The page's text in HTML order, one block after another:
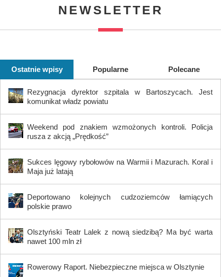
NEWSLETTER
Ostatnie wpisy Popularne Polecane
Rezygnacja dyrektor szpitala w Bartoszycach. Jest
komunikat władz powiatu
Weekend pod znakiem wzmożonych kontroli. Policja
rusza z akcją „Prędkość”
Sukces lęgowy rybołowów na Warmii i Mazurach. Koral i
Maja już latają
Deportowano kolejnych cudzoziemców łamiących
polskie prawo
Olsztyński Teatr Lalek z nową siedzibą? Ma być warta
nawet 100 mln zł
Rowerowy Raport. Niebezpieczne miejsca w Olsztynie